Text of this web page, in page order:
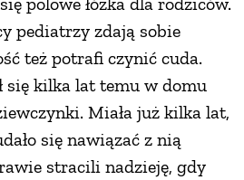
pediatrzy zdają sobie
też potrafi czynić cuda.
się kilka lat temu w domu
Miała już kilka lat,
się nawiązać z nią
stracili nadzieję, gdy
GŁÓWNE
I DESERY
DODATKI